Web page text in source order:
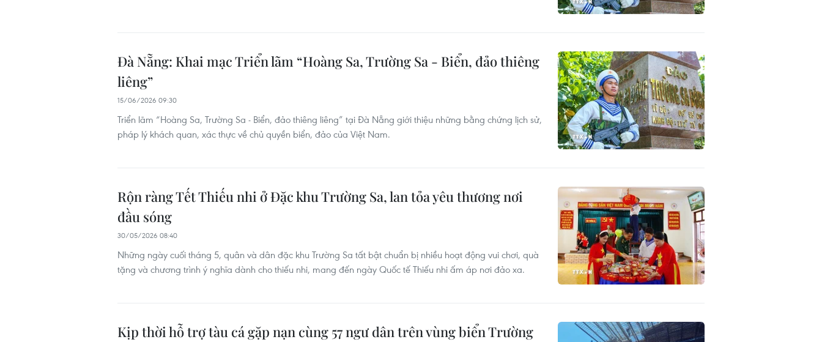
Đà Nẵng: Khai mạc Triển lãm “Hoàng Sa, Trường Sa - Biển, đảo thiêng
liêng”
15/06/2026 09:30
Triển lãm “Hoàng Sa, Trường Sa - Biển, đảo thiêng liêng” tại Đà Nẵng giới thiệu những bằng chứng lịch sử,
pháp lý khách quan, xác thực về chủ quyền biển, đảo của Việt Nam.
Rộn ràng Tết Thiếu nhi ở Đặc khu Trường Sa, lan tỏa yêu thương nơi
đầu sóng
30/05/2026 08:40
Những ngày cuối tháng 5, quân và dân đặc khu Trường Sa tất bật chuẩn bị nhiều hoạt động vui chơi, quà
tặng và chương trình ý nghĩa dành cho thiếu nhi, mang đến ngày Quốc tế Thiếu nhi ấm áp nơi đảo xa.
Kịp thời hỗ trợ tàu cá gặp nạn cùng 57 ngư dân trên vùng biển Trường